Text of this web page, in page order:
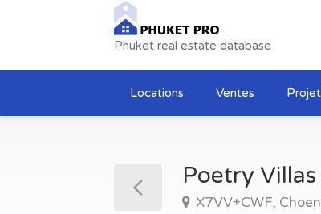
Phuket real estate database
Locations Ventes
Poetry Villas
X7VV+CWF,